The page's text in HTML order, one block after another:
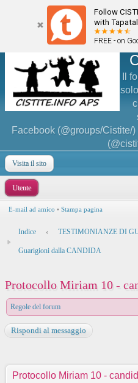
Follow
with
FREE - on
Il
Facebook (@groups/Cistite/
Visita il sito
Utente
E-mail ad amico • Stampa pagina
Indice ‹ TESTIMONIANZE DI
Guarigioni dalla CANDIDA
Protocollo Miriam 10 -
Regole del forum
Rispondi al messaggio
Protocollo Miriam 10 -